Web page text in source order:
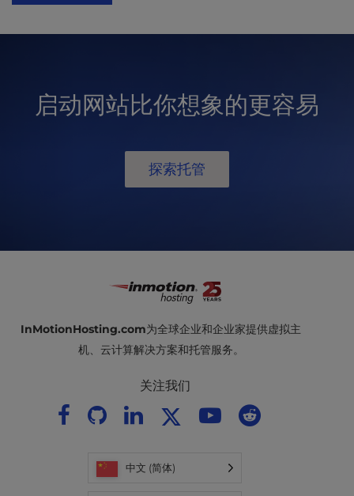
启动网站比你想象的更容易
探索托管
InMotionHosting.com为全球企业和企业家提供虚拟主
机、云计算解决方案和托管服务。
关注我们
中文 (简体)